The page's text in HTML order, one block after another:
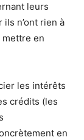
leurs
n’ont rien à
en
les intérêts
crédits (les
en